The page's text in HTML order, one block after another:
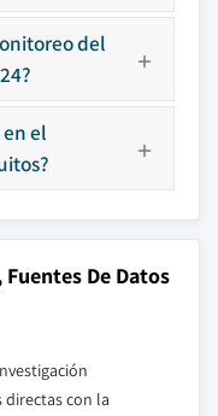
del
el
De Datos
con la